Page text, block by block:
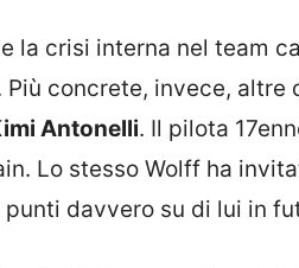
la crisi interna nel team
concrete, invece,
Antonelli. Il pilota
Lo stesso Wolff ha
davvero su di lui in